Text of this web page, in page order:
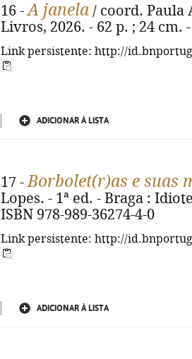
16 -A janela / coord. Paula
Livros, 2026. - 62 p. ; 24 cm.
Link persistente: http://
ADICIONAR À LISTA
17 -Borbolet(r)as e suas
Lopes. - 1ª ed. - Braga :
ISBN 978-989-36274-4-0
Link persistente: http://
ADICIONAR À LISTA